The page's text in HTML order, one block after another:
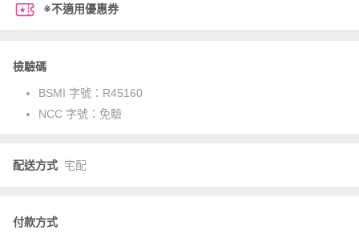
※不適用優惠券
檢驗碼
BSMI 字號： R45160
NCC 字號： 免驗
配送方式 宅配
付款方式